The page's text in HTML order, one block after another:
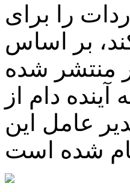
را برای
بر اساس
منتشر شده
دام از
عامل این